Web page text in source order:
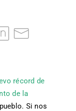
récord de
de la
Si nos